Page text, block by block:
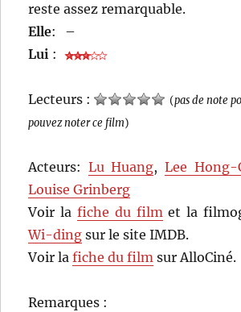
reste assez remarquable.
Elle:
–
Lui :
Lecteurs : (pas de note
pouvez noter ce film)
Acteurs: Lu Huang,Lee Hong-
Louise Grinberg
Voir la fiche du filmet la
Wi-ding sur le site IMDB.
Voir lafiche du film sur AlloCiné.
Remarques :